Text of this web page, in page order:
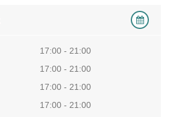
17:00 - 21:00
17:00 - 21:00
17:00 - 21:00
17:00 - 21:00